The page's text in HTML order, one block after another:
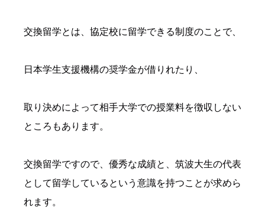
交換留学とは、協定校に留学できる制度のことで、
日本学生支援機構の奨学金が借りれたり、
取り決めによって相手大学での授業料を徴収しない
ところもあります。
交換留学ですので、優秀な成績と、筑波大生の代表
として留学しているという意識を持つことが求めら
れます。